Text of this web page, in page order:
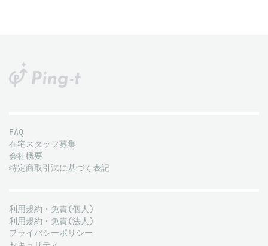
FAQ
在宅スタッフ募集
会社概要
特定商取引法に基づく表記
利用規約・免責(個人)
利用規約・免責(法人)
プライバシーポリシー